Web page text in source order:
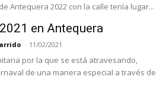
Antequera 2022 con la calle tenía lugar...
en Antequera
- 11/02/2021
por la que se está atravesando,
de una manera especial a través de